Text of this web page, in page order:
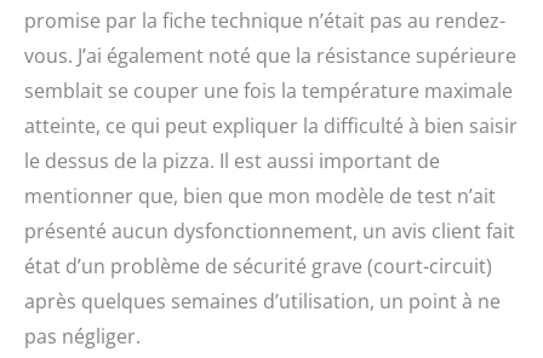
promise par la fiche technique n’était pas au rendez-
vous. J’ai également noté que la résistance supérieure
semblait se couper une fois la température maximale
atteinte, ce qui peut expliquer la difficulté à bien saisir
le dessus de la pizza. Il est aussi important de
mentionner que, bien que mon modèle de test n’ait
présenté aucun dysfonctionnement, un avis client fait
état d’un problème de sécurité grave (court-circuit)
après quelques semaines d’utilisation, un point à ne
pas négliger.